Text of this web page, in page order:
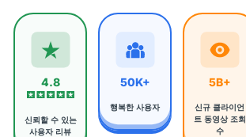
4.8
신뢰할 수 있는
사용자 리뷰
50K+
행복한 사용자
5B+
신규 클라이언
트 동영상 조회
수